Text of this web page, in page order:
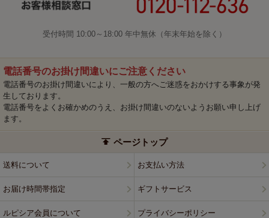
受付時間 10:00～18:00 年中無休（年末年始を除く）
電話番号のお掛け間違いにご注意ください
電話番号のお掛け間違いにより、一般の方へご迷惑をおかけする事象が発
生しております。
電話番号をよくお確かめのうえ、お掛け間違いのないようお願い申し上げ
ます。
ページトップ
送料について お支払い方法
お届け時間帯指定 ギフトサービス
ルピシア会員について プライバシーポリシー